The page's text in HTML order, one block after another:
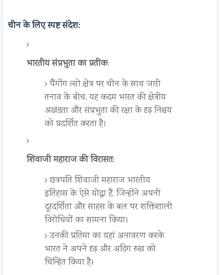
चीन के लिए स्पष्ट संदेश:
भारतीय संप्रभुता का प्रतीक:
पैंगोंग त्सो क्षेत्र पर चीन के साथ जारी
तनाव के बीच, यह कदम भारत की क्षेत्रीय
अखंडता और संप्रभुता की रक्षा के दृढ़ निश्चय
को प्रदर्शित करता है।
शिवाजी महाराज की विरासत:
छत्रपति शिवाजी महाराज भारतीय
इतिहास के ऐसे योद्धा हैं, जिन्होंने अपनी
दूरदर्शिता और साहस के बल पर शक्तिशाली
विरोधियों का सामना किया।
उनकी प्रतिमा का यहां अनावरण करके
भारत ने अपने दृढ़ और अडिग रुख को
चिन्हित किया है।